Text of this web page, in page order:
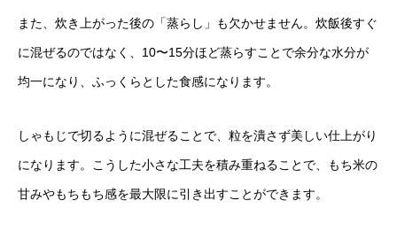
また、炊き上がった後の「蒸らし」も欠かせません。炊飯後すぐ
に混ぜるのではなく、10〜15分ほど蒸らすことで余分な水分が
均一になり、ふっくらとした食感になります。
しゃもじで切るように混ぜることで、粒を潰さず美しい仕上がり
になります。こうした小さな工夫を積み重ねることで、もち米の
甘みやもちもち感を最大限に引き出すことができます。